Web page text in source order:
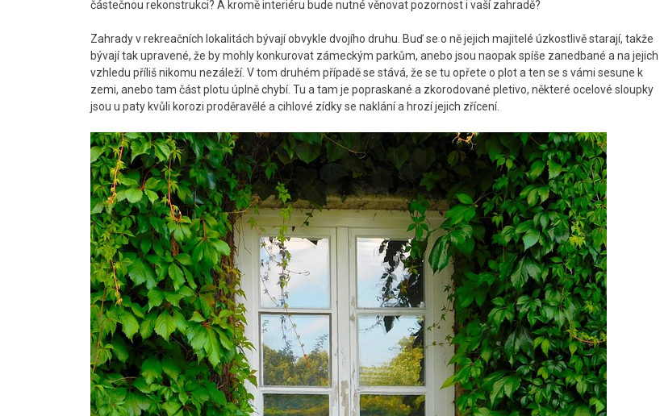
částečnou rekonstrukci? A kromě interiéru bude nutné věnovat pozornost i vaší zahradě?
Zahrady v rekreačních lokalitách bývají obvykle dvojího druhu. Buď se o ně jejich majitelé úzkostlivě starají, takže
bývají tak upravené, že by mohly konkurovat zámeckým parkům, anebo jsou naopak spíše zanedbané a na jejich
vzhledu příliš nikomu nezáleží. V tom druhém případě se stává, že se tu opřete o plot a ten se s vámi sesune k
zemi, anebo tam část plotu úplně chybí. Tu a tam je popraskané a zkorodované pletivo, některé ocelové sloupky
jsou u paty kvůli korozi proděravělé a cihlové zídky se naklání a hrozí jejich zřícení.